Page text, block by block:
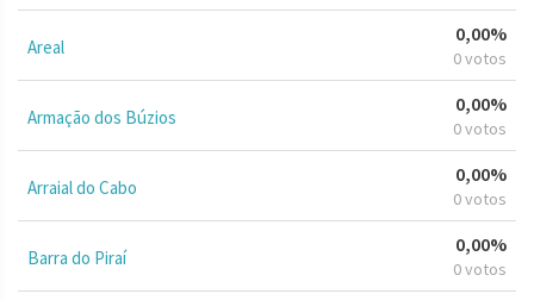
Areal
0,00%
0 votos
Armação dos Búzios
0,00%
0 votos
Arraial do Cabo
0,00%
0 votos
Barra do Piraí
0,00%
0 votos